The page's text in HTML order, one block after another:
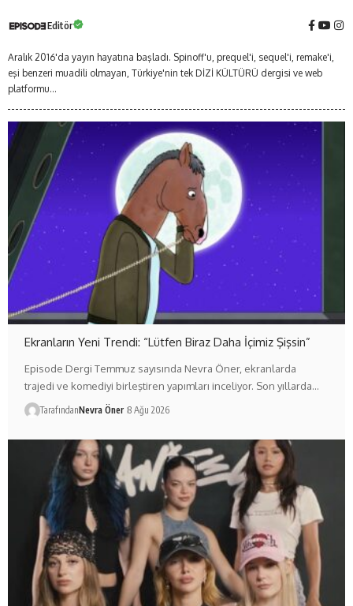
Editör
Aralık 2016'da yayın hayatına başladı. Spinoff'u, prequel'i, sequel'i, remake'i,
eşi benzeri muadili olmayan, Türkiye'nin tek DİZİ KÜLTÜRÜ dergisi ve web
platformu...
Ekranların Yeni Trendi: “Lütfen Biraz Daha İçimiz Şişsin”
Episode Dergi Temmuz sayısında Nevra Öner, ekranlarda
trajedi ve komediyi birleştiren yapımları inceliyor. Son yıllarda…
TarafındanNevra Öner 8 Ağu 2026